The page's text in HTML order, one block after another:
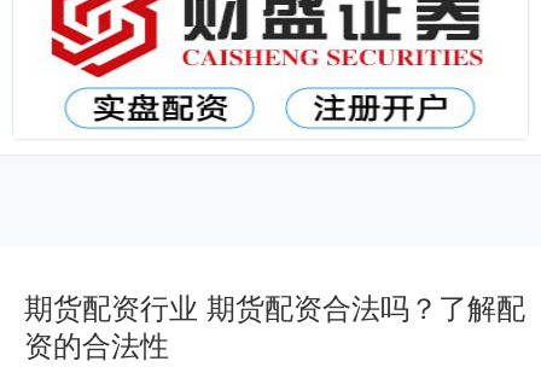
期货配资行业 期货配资合法吗？了解配
资的合法性